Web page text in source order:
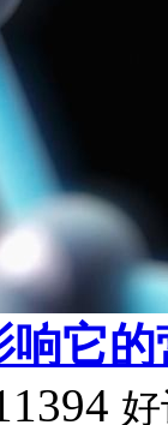
它